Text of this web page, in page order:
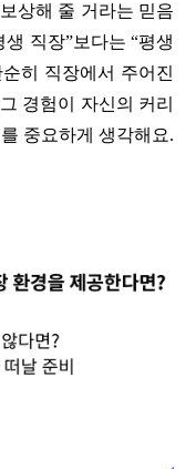
상해 줄 거라는 믿음
직장”보다는 “평생
히 직장에서 주어진
경험이 자신의 커리
중요하게 생각해요.